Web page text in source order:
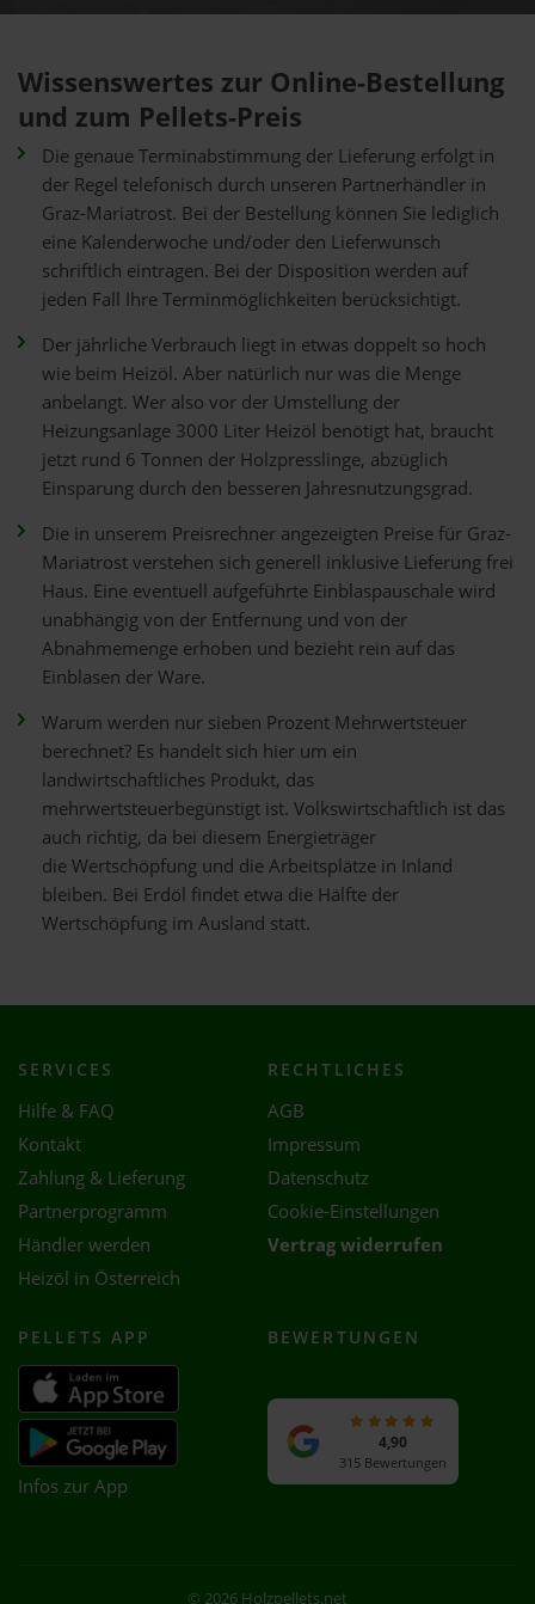
Wissenswertes zur Online-Bestellung
und zum Pellets-Preis
Die genaue Terminabstimmung der Lieferung erfolgt in
der Regel telefonisch durch unseren Partnerhändler in
Graz-Mariatrost. Bei der Bestellung können Sie lediglich
eine Kalenderwoche und/oder den Lieferwunsch
schriftlich eintragen. Bei der Disposition werden auf
jeden Fall Ihre Terminmöglichkeiten berücksichtigt.
Der jährliche Verbrauch liegt in etwas doppelt so hoch
wie beim Heizöl. Aber natürlich nur was die Menge
anbelangt. Wer also vor der Umstellung der
Heizungsanlage 3000 Liter Heizöl benötigt hat, braucht
jetzt rund 6 Tonnen der Holzpresslinge, abzüglich
Einsparung durch den besseren Jahresnutzungsgrad.
Die in unserem Preisrechner angezeigten Preise für Graz-
Mariatrost verstehen sich generell inklusive Lieferung frei
Haus. Eine eventuell aufgeführte Einblaspauschale wird
unabhängig von der Entfernung und von der
Abnahmemenge erhoben und bezieht rein auf das
Einblasen der Ware.
Warum werden nur sieben Prozent Mehrwertsteuer
berechnet? Es handelt sich hier um ein
landwirtschaftliches Produkt, das
mehrwertsteuerbegünstigt ist. Volkswirtschaftlich ist das
auch richtig, da bei diesem Energieträger
die Wertschöpfung und die Arbeitsplätze in Inland
bleiben. Bei Erdöl findet etwa die Hälfte der
Wertschöpfung im Ausland statt.
SERVICES
Hilfe & FAQ
Kontakt
Zahlung & Lieferung
Partnerprogramm
Händler werden
Heizöl in Österreich
RECHTLICHES
AGB
Impressum
Datenschutz
Cookie-Einstellungen
Vertrag widerrufen
PELLETS APP
Infos zur App
BEWERTUNGEN
4,90
315 Bewertungen
© 2026 Holzpellets.net